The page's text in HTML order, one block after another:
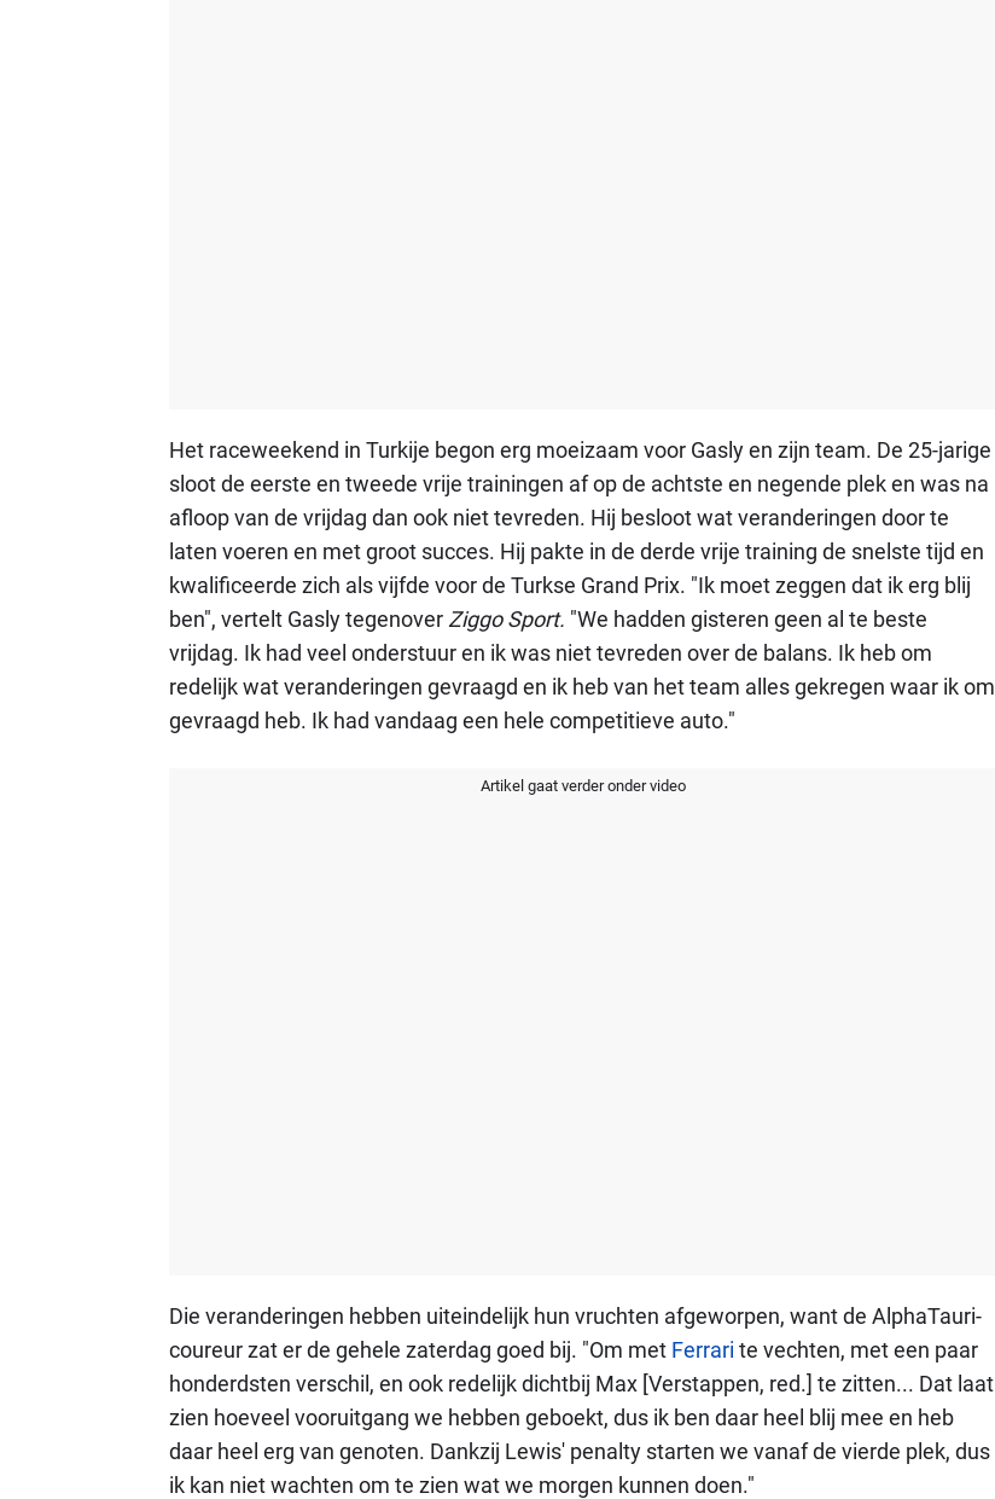
Het raceweekend in Turkije begon erg moeizaam voor Gasly en zijn team. De 25-jarige
sloot de eerste en tweede vrije trainingen af op de achtste en negende plek en was na
afloop van de vrijdag dan ook niet tevreden. Hij besloot wat veranderingen door te
laten voeren en met groot succes. Hij pakte in de derde vrije training de snelste tijd en
kwalificeerde zich als vijfde voor de Turkse Grand Prix. "Ik moet zeggen dat ik erg blij
ben", vertelt Gasly tegenover Ziggo Sport. "We hadden gisteren geen al te beste
vrijdag. Ik had veel onderstuur en ik was niet tevreden over de balans. Ik heb om
redelijk wat veranderingen gevraagd en ik heb van het team alles gekregen waar ik om
gevraagd heb. Ik had vandaag een hele competitieve auto."
Artikel gaat verder onder video
Die veranderingen hebben uiteindelijk hun vruchten afgeworpen, want de AlphaTauri-
coureur zat er de gehele zaterdag goed bij. "Om met Ferrari te vechten, met een paar
honderdsten verschil, en ook redelijk dichtbij Max [Verstappen, red.] te zitten... Dat laat
zien hoeveel vooruitgang we hebben geboekt, dus ik ben daar heel blij mee en heb
daar heel erg van genoten. Dankzij Lewis' penalty starten we vanaf de vierde plek, dus
ik kan niet wachten om te zien wat we morgen kunnen doen."